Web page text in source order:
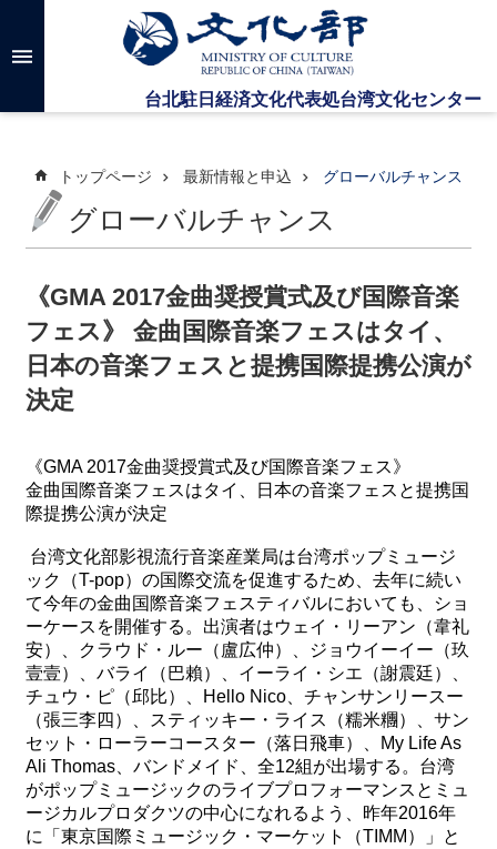
メインのコンテンツブロックにジャンプします
高
検
台
セ
ン
タ
ー
て
最
新
情
と
申
込
過
去
行
事
トップページ 最新情報と申込 グローバルチャンス
グローバルチャンス
《GMA 2017金曲奨授賞式及び国際音楽
フェス》 金曲国際音楽フェスはタイ、
日本の音楽フェスと提携国際提携公演が
決定
《GMA 2017金曲奨授賞式及び国際音楽フェス》
金曲国際音楽フェスはタイ、日本の音楽フェスと提携国
際提携公演が決定
​ 台湾文化部影視流行音楽産業局は台湾ポップミュージ
ック（T-pop）の国際交流を促進するため、去年に続い
て今年の金曲国際音楽フェスティバルにおいても、ショ
ーケースを開催する。出演者はウェイ・リーアン（韋礼
安）、クラウド・ルー（盧広仲）、ジョウイーイー（玖
壹壹）、バライ（巴賴）、イーライ・シエ（謝震廷）、
チュウ・ピ（邱比）、Hello Nico、チャンサンリースー
（張三李四）、スティッキー・ライス（糯米糰）、サン
セット・ローラーコースター（落日飛車）、My Life As
Ali Thomas、バンドメイド、全12組が出場する。台湾
がポップミュージックのライブプロフォーマンスとミュ
ージカルプロダクツの中心になれるよう、昨年2016年
に「東京国際ミュージック・マーケット（TIMM）」と